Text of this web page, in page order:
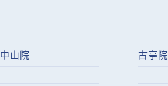
中山院 古亭院